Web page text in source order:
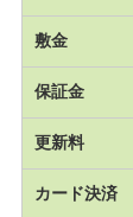
敷金
保証金
更新料
カード決済